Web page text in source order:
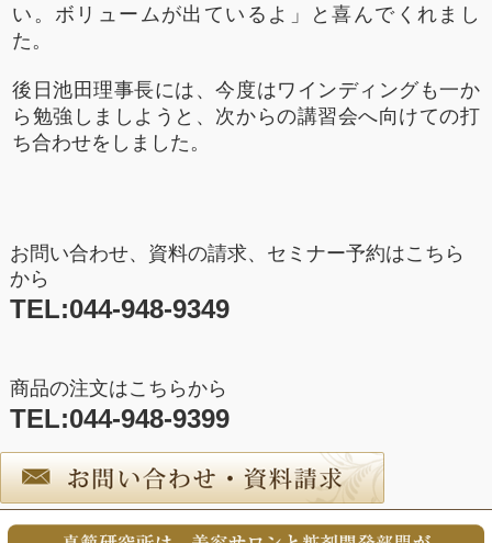
い。ボリュームが出ているよ」と喜んでくれまし
た。
後日池田理事長には、今度はワインディングも一か
ら勉強しましようと、次からの講習会へ向けての打
ち合わせをしました。
お問い合わせ、資料の請求、セミナー予約はこちら
から
TEL:044-948-9349
商品の注文はこちらから
TEL:044-948-9399